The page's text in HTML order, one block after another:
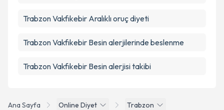
Ana Sayfa Online Diyet
Trabzon
Trabzon Vakfıkebir Aralıklı oruç diyeti
Trabzon Vakfıkebir Besin alerjilerinde beslenme
Trabzon Vakfıkebir Besin alerjisi takibi